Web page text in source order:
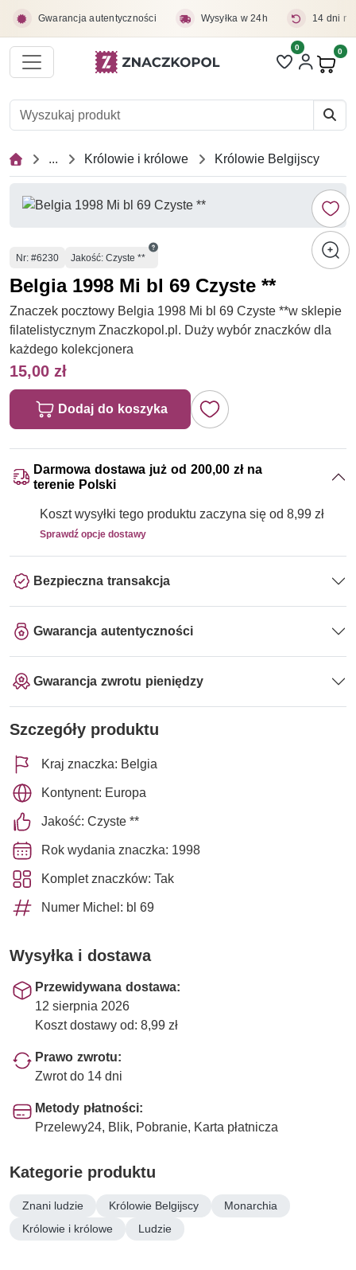
Gwarancja autentyczności Wysyłka w 24h 14 dni
Liczba pozycji
0 0
... Królowie i królowe Królowie Belgijscy
Numer
Nr: #6230 Jakość: Czyste **
Belgia 1998 Mi bl 69 Czyste **
Znaczek pocztowy Belgia 1998 Mi bl 69 Czyste **w sklepie
filatelistycznym Znaczkopol.pl. Duży wybór znaczków dla
każdego kolekcjonera
15,00 zł
Dodaj do koszyka
Darmowa dostawa już od 200,00 zł na
terenie Polski
Koszt wysyłki tego produktu zaczyna się od 8,99 zł
Sprawdź opcje dostawy
Bezpieczna transakcja
Gwarancja autentyczności
Gwarancja zwrotu pieniędzy
Szczegóły produktu
Kraj znaczka: Belgia
Kontynent: Europa
Jakość: Czyste **
Rok wydania znaczka: 1998
Komplet znaczków: Tak
Numer Michel: bl 69
Wysyłka i dostawa
Przewidywana dostawa:
12 sierpnia 2026
Koszt dostawy od: 8,99 zł
Prawo zwrotu:
Zwrot do 14 dni
Metody płatności:
Przelewy24, Blik, Pobranie, Karta płatnicza
Kategorie produktu
Znani ludzie Królowie Belgijscy
Monarchia
Królowie i królowe
Ludzie